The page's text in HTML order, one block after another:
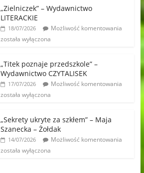
„Zielniczek” – Wydawnictwo
LITERACKIE
18/07/2026
Możliwość komentowania
została wyłączona
„Titek poznaje przedszkole” –
Wydawnictwo CZYTALISEK
17/07/2026
Możliwość komentowania
została wyłączona
„Sekrety ukryte za szkłem” – Maja
Szanecka – Żołdak
14/07/2026
Możliwość komentowania
została wyłączona